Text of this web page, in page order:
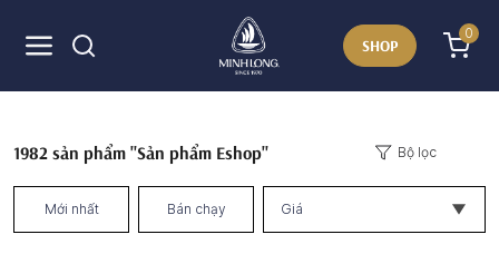
SHOP
0
1982 sản phẩm "Sản phẩm Eshop" Bộ lọc
Mới nhất Bán chạy Giá